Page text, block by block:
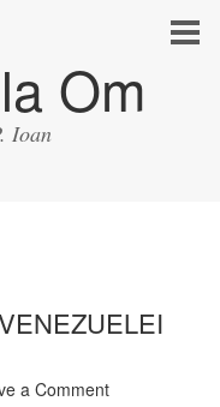
Om
Ioan
a Comment